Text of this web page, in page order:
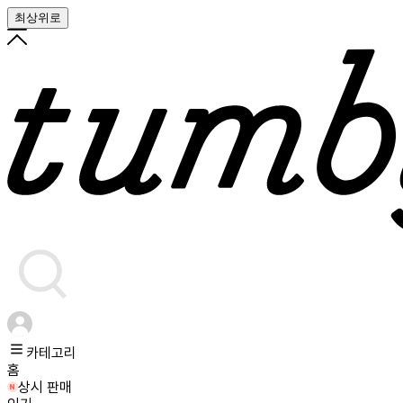
최상위로
카테고리
홈
상시 판매